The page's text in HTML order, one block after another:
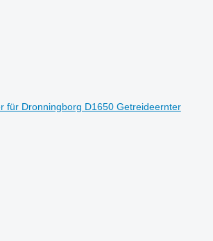
für Dronningborg D1650 Getreideernter